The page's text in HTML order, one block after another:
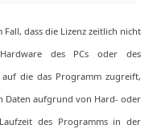
dass die Lizenz zeitlich nicht
des PCs oder des
die das Programm zugreift,
Daten aufgrund von Hard- oder
des Programms in der